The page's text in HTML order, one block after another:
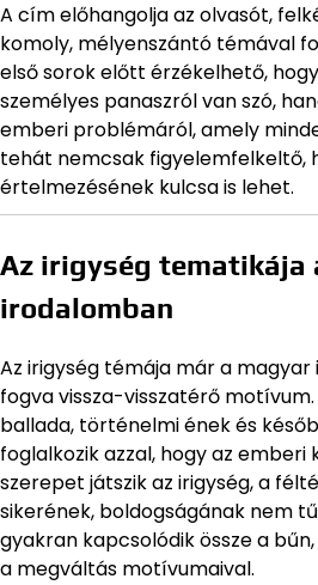
A cím előhangolja az olvasót,
komoly, mélyenszántó témával
első sorok előtt érzékelhető,
személyes panaszról van szó,
emberi problémáról, amely
tehát nemcsak figyelemfelkeltő,
értelmezésének kulcsa is lehet.
Az irigység tematikája
irodalomban
Az irigység témája már a
fogva vissza-visszatérő
ballada, történelmi ének és
foglalkozik azzal, hogy az
szerepet játszik az irigység, a
sikerének, boldogságának nem
gyakran kapcsolódik össze a
a megváltás motívumaival.